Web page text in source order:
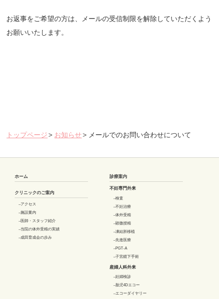
お返事をご希望の方は、メールの受信制限を解除していただくよう
お願いいたします。
トップページ お知らせ メールでのお問い合わせについて
ホーム
クリニックのご案内
アクセス
施設案内
医師・スタッフ紹介
当院の体外受精の実績
成田育成会の歩み
診療案内
不妊専門外来
検査
不妊治療
体外受精
顕微授精
凍結胚移植
先進医療
PGT-A
子宮鏡下手術
産婦人科外来
妊婦検診
胎児4Dエコー
エコーダイヤリー